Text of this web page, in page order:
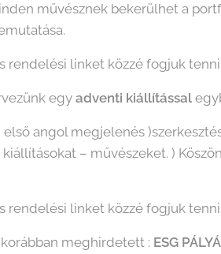
művésznek bekerülhet a
rendelési linket közzé fogjuk tenni.
egy adventi kiállítással
első angol megjelenés
– művészeket. )
rendelési linket közzé fogjuk tenni.
meghirdetett : ESG